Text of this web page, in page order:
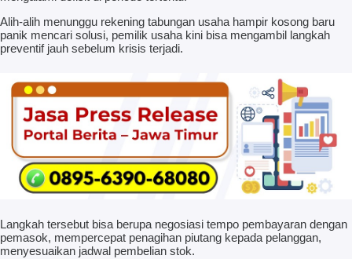
Alih-alih menunggu rekening tabungan usaha hampir kosong baru
panik mencari solusi, pemilik usaha kini bisa mengambil langkah
preventif jauh sebelum krisis terjadi.
Langkah tersebut bisa berupa negosiasi tempo pembayaran dengan
pemasok, mempercepat penagihan piutang kepada pelanggan,
menyesuaikan jadwal pembelian stok.